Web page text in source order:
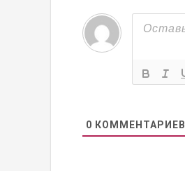
0 КОММЕНТАРИЕВ